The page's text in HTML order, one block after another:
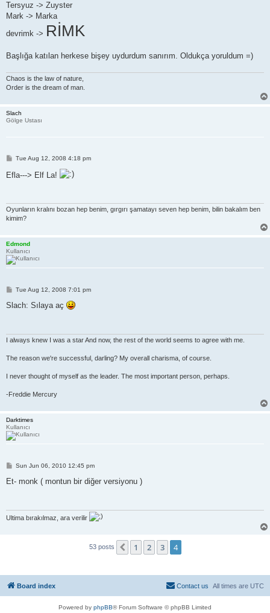
Tersyuz -> Zuyster
Mark -> Marka
devrimk -> RİMK
Başlığa katılan herkese bişey uydurdum sanırım. Oldukça yoruldum =)
Chaos is the law of nature,
Order is the dream of man.
Slach
Gölge Ustası
P
s
t
Tue Aug 12, 2008 4:18 pm
Efla---> Elf La!
Oyunların kralını bozan hep benim, gırgırı şamatayı seven hep benim, bilin bakalım ben
kimim?
Edmond
Kullanıcı
P
s
Tue Aug 12, 2008 7:01 pm
Slach: Sılaya aç
I always knew I was a star And now, the rest of the world seems to agree with me.
The reason we're successful, darling? My overall charisma, of course.
I never thought of myself as the leader. The most important person, perhaps.
-Freddie Mercury
Darktimes
Kullanıcı
P
s
Sun Jun 06, 2010 12:45 pm
Et- monk ( montun bir diğer versiyonu )
Ultima bırakılmaz, ara verilir
53 posts Previous
1 2 3 4
Board index All times are UTC
Contact us
Powered by phpBB® Forum Software © phpBB Limited